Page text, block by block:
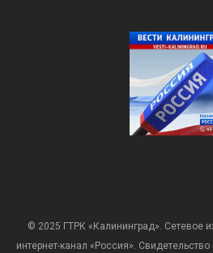
© 2025 ГТРК «Калининград». Сетевое
интернет-канал «Россия».